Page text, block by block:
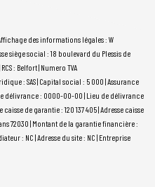
des informations légales : W
siège social : 18 boulevard du Plessis de
: Belfort | Numero TVA
: SAS | Capital social : 5 000 | Assurance
délivrance : 0000-00-00 | Lieu de délivrance
de garantie : 120 137 405 | Adresse caisse
72030 | Montant de la garantie financière :
: NC | Adresse du site : NC | Entreprise